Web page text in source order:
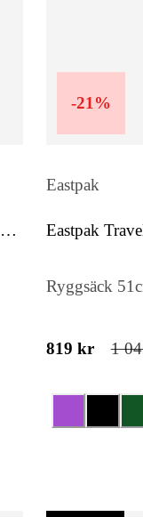
-21%
Eastpak
Eastpak
Ryggsäck
819 kr 1